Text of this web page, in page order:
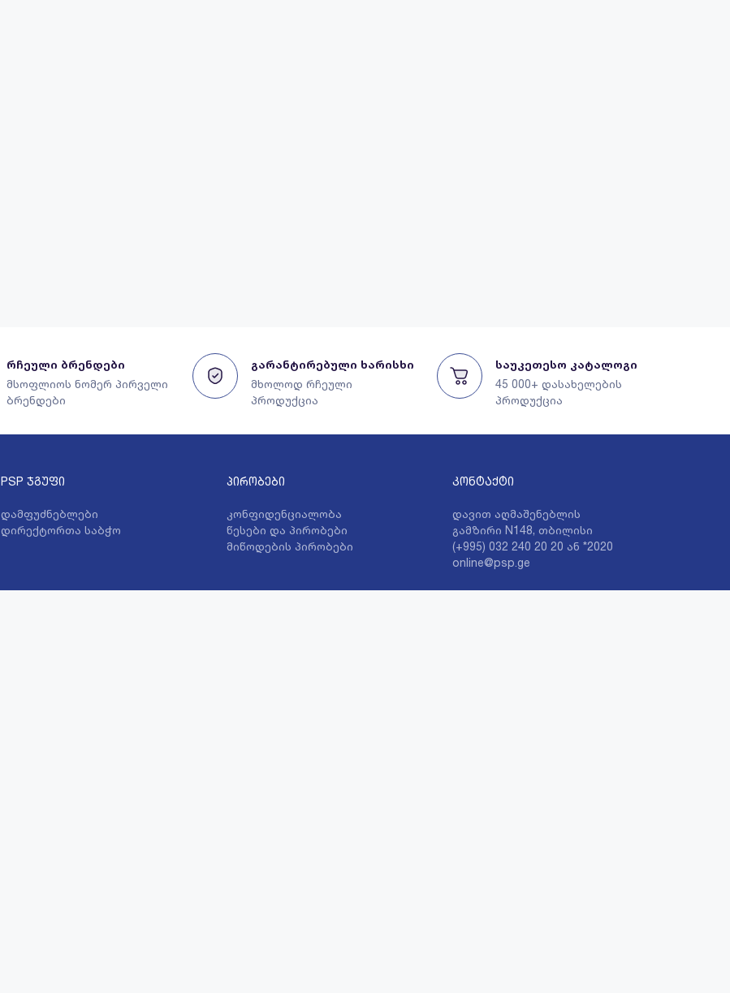
რჩეული ბრენდები
მსოფლიოს ნომერ პირველი
ბრენდები
გარანტირებული ხარისხი
მხოლოდ რჩეული
პროდუქცია
საუკეთესო კატალოგი
45 000+ დასახელების
პროდუქცია
PSP ჯგუფი
დამფუძნებლები
დირექტორთა საბჭო
პირობები
კონფიდენციალობა
წესები და პირობები
მიწოდების პირობები
კონტაქტი
დავით აღმაშენებლის
გამზირი N148, თბილისი
(+995) 032 240 20 20 ან *2020
online@psp.ge